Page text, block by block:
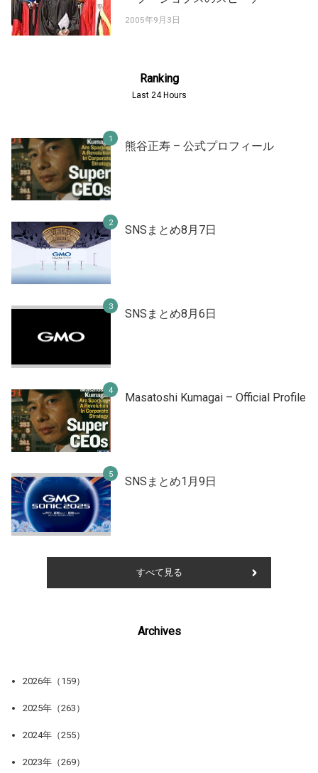
2005年9月3日
Ranking
Last 24 Hours
熊谷正寿 – 公式プロフィール
SNSまとめ8月7日
SNSまとめ8月6日
Masatoshi Kumagai – Official Profile
SNSまとめ1月9日
すべて見る
Archives
2026年（159）
2025年（263）
2024年（255）
2023年（269）